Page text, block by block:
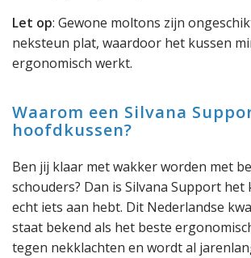
Let op: Gewone moltons zijn
neksteun plat, waardoor het kussen
ergonomisch werkt.
Waarom een Silvana
hoofdkussen?
Ben jij klaar met wakker worden met
schouders? Dan is Silvana Support het
echt iets aan hebt. Dit Nederlandse
staat bekend als het beste
tegen nekklachten en wordt al